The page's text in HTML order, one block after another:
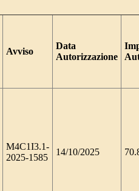
Avviso
Data
Autorizzazione
M4C1I3.1-
2025-1585
14/10/2025